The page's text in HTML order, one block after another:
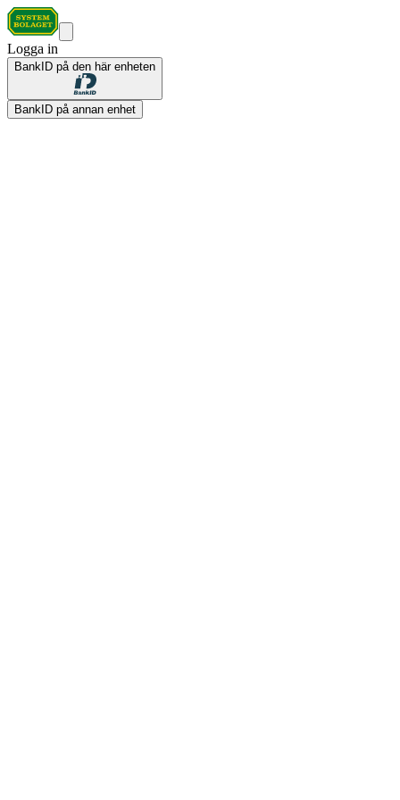
Logga in
BankID på den här enheten
BankID på annan enhet